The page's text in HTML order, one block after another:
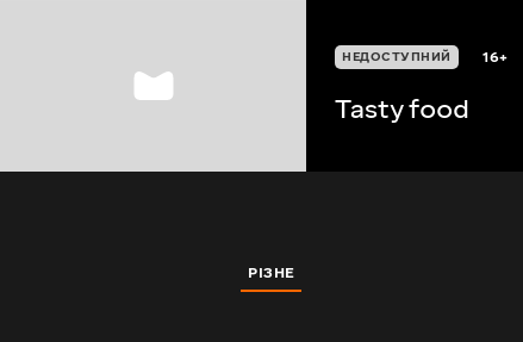
НЕДОСТУПНИЙ 16+
Tasty food
РІЗНЕ